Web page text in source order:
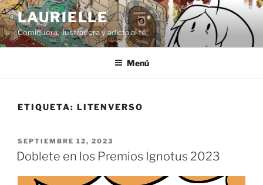
Saltar
al
contenido
LAURIELLE
Comiquera, ilustradora y adicta al té
Menú
ETIQUETA: LITENVERSO
PUBLICADO
EL
SEPTIEMBRE 12, 2023
Doblete en los Premios Ignotus 2023